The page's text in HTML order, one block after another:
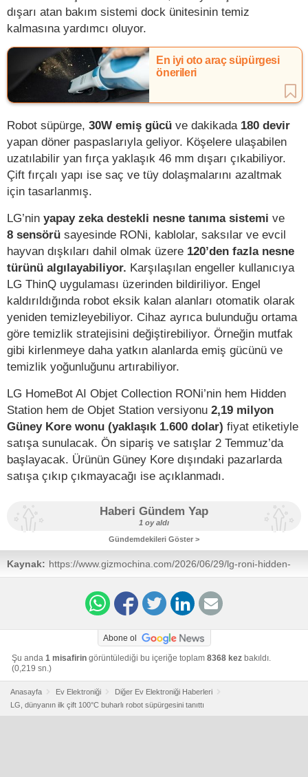
dışarı atan bakım sistemi dock ünitesinin temiz
kalmasına yardımcı oluyor.
En iyi oto araç süpürgesi
önerileri
Robot süpürge, 30W emiş gücü ve dakikada 180 devir
yapan döner paspaslarıyla geliyor. Köşelere ulaşabilen
uzatılabilir yan fırça yaklaşık 46 mm dışarı çıkabiliyor.
Çift fırçalı yapı ise saç ve tüy dolaşmalarını azaltmak
için tasarlanmış.
LG’nin yapay zeka destekli nesne tanıma sistemi ve
8 sensörü sayesinde RONi, kablolar, saksılar ve evcil
hayvan dışkıları dahil olmak üzere 120’den fazla nesne
türünü algılayabiliyor. Karşılaşılan engeller kullanıcıya
LG ThinQ uygulaması üzerinden bildiriliyor. Engel
kaldırıldığında robot eksik kalan alanları otomatik olarak
yeniden temizleyebiliyor. Cihaz ayrıca bulunduğu ortama
göre temizlik stratejisini değiştirebiliyor. Örneğin mutfak
gibi kirlenmeye daha yatkın alanlarda emiş gücünü ve
temizlik yoğunluğunu artırabiliyor.
LG HomeBot AI Objet Collection RONi’nin hem Hidden
Station hem de Objet Station versiyonu 2,19 milyon
Güney Kore wonu (yaklaşık 1.600 dolar) fiyat etiketiyle
satışa sunulacak. Ön sipariş ve satışlar 2 Temmuz’da
başlayacak. Ürünün Güney Kore dışındaki pazarlarda
satışa çıkıp çıkmayacağı ise açıklanmadı.
Haberi Gündem Yap
1 oy aldı
Gündemdekileri Göster >
Kaynak: https://www.gizmochina.com/2026/06/29/lg-roni-hidden-
station-dual-100c-steam-launch/
Abone ol
Şu anda 1 misafirin görüntülediği bu içeriğe toplam 8368 kez bakıldı.
(0,219 sn.)
Anasayfa Ev Elektroniği
Diğer Ev Elektroniği Haberleri
LG, dünyanın ilk çift 100°C buharlı robot süpürgesini tanıttı